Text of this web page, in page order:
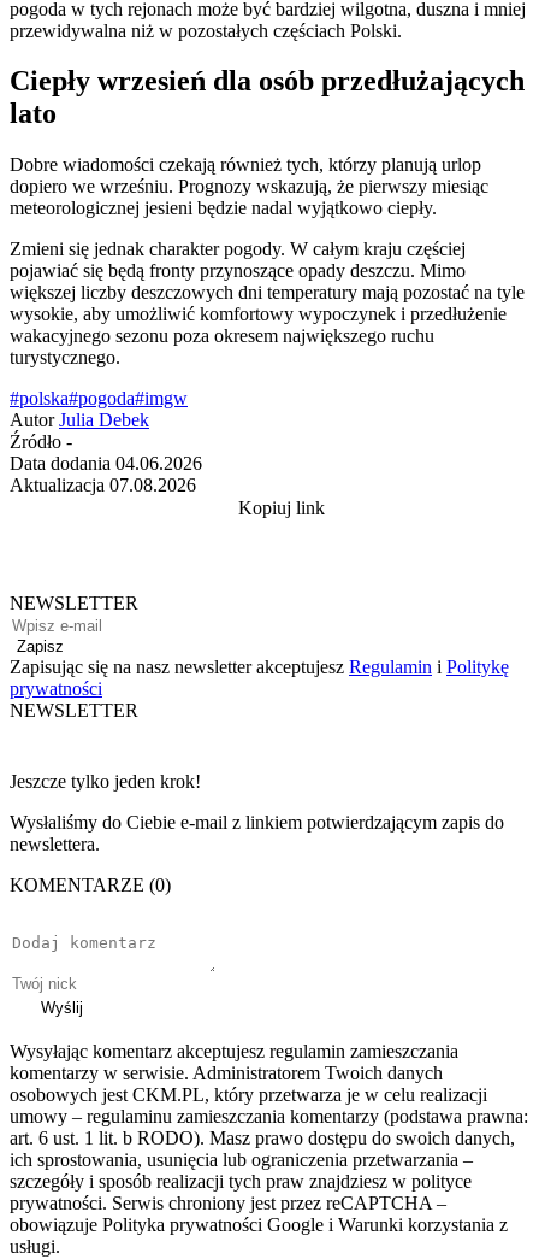
pogoda w tych rejonach może być bardziej wilgotna, duszna i mniej
przewidywalna niż w pozostałych częściach Polski.
Ciepły wrzesień dla osób przedłużających
lato
Dobre wiadomości czekają również tych, którzy planują urlop
dopiero we wrześniu. Prognozy wskazują, że pierwszy miesiąc
meteorologicznej jesieni będzie nadal wyjątkowo ciepły.
Zmieni się jednak charakter pogody. W całym kraju częściej
pojawiać się będą fronty przynoszące opady deszczu. Mimo
większej liczby deszczowych dni temperatury mają pozostać na tyle
wysokie, aby umożliwić komfortowy wypoczynek i przedłużenie
wakacyjnego sezonu poza okresem największego ruchu
turystycznego.
#polska#pogoda#imgw
Autor Julia Debek
Źródło -
Data dodania 04.06.2026
Aktualizacja 07.08.2026
Kopiuj link
NEWSLETTER
Zapisz
Zapisując się na nasz newsletter akceptujesz Regulamin i Politykę
prywatności
NEWSLETTER
Jeszcze tylko jeden krok!
Wysłaliśmy do Ciebie e-mail z linkiem potwierdzającym zapis do
newslettera.
KOMENTARZE (0)
Wyślij
Wysyłając komentarz akceptujesz regulamin zamieszczania
komentarzy w serwisie. Administratorem Twoich danych
osobowych jest CKM.PL, który przetwarza je w celu realizacji
umowy – regulaminu zamieszczania komentarzy (podstawa prawna:
art. 6 ust. 1 lit. b RODO). Masz prawo dostępu do swoich danych,
ich sprostowania, usunięcia lub ograniczenia przetwarzania –
szczegóły i sposób realizacji tych praw znajdziesz w polityce
prywatności. Serwis chroniony jest przez reCAPTCHA –
obowiązuje Polityka prywatności Google i Warunki korzystania z
usługi.